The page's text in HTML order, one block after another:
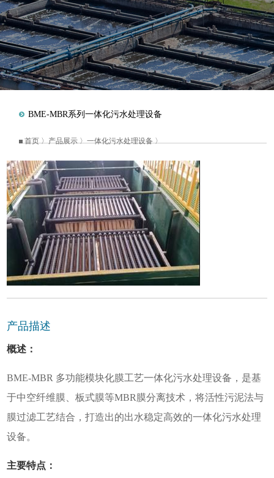
BME-MBR系列一体化污水处理设备
首页〉产品展示〉一体化污水处理设备〉
产品描述
概述：
BME-MBR 多功能模块化膜工艺一体化污水处理设备，是基
于中空纤维膜、板式膜等MBR膜分离技术，将活性污泥法与
膜过滤工艺结合，打造出的出水稳定高效的一体化污水处理
设备。
主要特点：